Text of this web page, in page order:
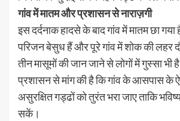
गांव में मातम और प्रशासन से नाराज़गी
इस दर्दनाक हादसे के बाद गांव में मातम छा
परिजन बेसुध हैं और पूरे गांव में शोक की लहर
तीन मासूमों की जान जाने से लोगों में गुस्सा भी
प्रशासन से मांग की है कि गांव के आसपास
असुरक्षित गड्ढों को तुरंत भरा जाए ताकि
सकें।